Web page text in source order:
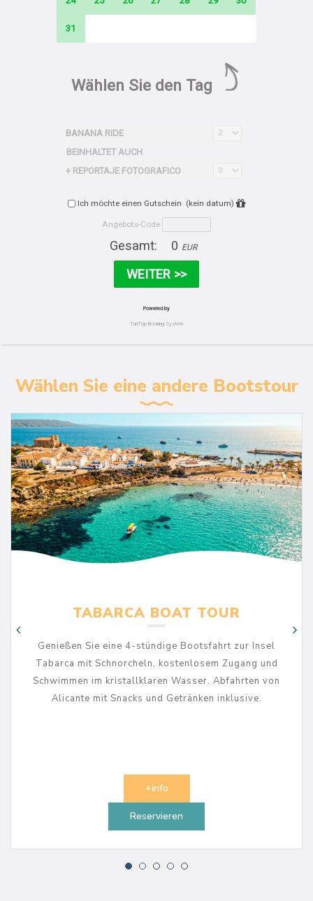
Wählen Sie eine andere Bootstour
TABARCA BOAT TOUR
Genießen Sie eine 4-stündige Bootsfahrt zur Insel
Tabarca mit Schnorcheln, kostenlosem Zugang und
Schwimmen im kristallklaren Wasser. Abfahrten von
Alicante mit Snacks und Getränken inklusive.
+info
Reservieren